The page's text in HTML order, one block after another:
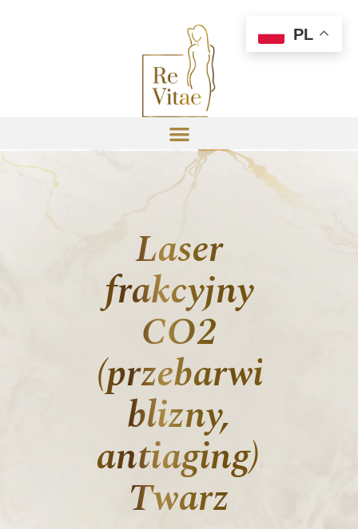
Laser
frakcyjny
CO2
(przebarwienia,
blizny,
antiaging):
Twarz
PL